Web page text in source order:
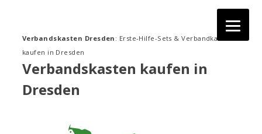
springenVerbandskasten Dresden : Erste-Hilfe-Sets & Verbandkasten
kaufen in Dresden
Verbandskasten kaufen in
Dresden